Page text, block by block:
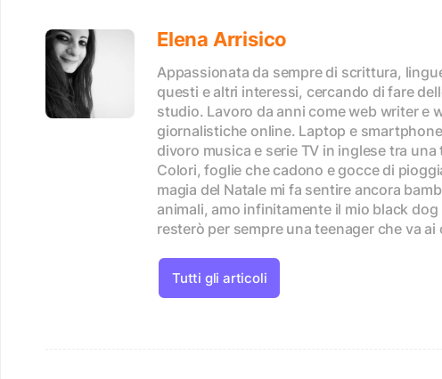
Elena Arrisico
Appassionata da sempre di scrittura,
questi e altri interessi, cercando di fare
studio. Lavoro da anni come web writer e
giornalistiche online. Laptop e
divoro musica e serie TV in inglese tra
Colori, foglie che cadono e gocce di
magia del Natale mi fa sentire ancora
animali, amo infinitamente il mio black
resterò per sempre una teenager che va
Tutti gli articoli